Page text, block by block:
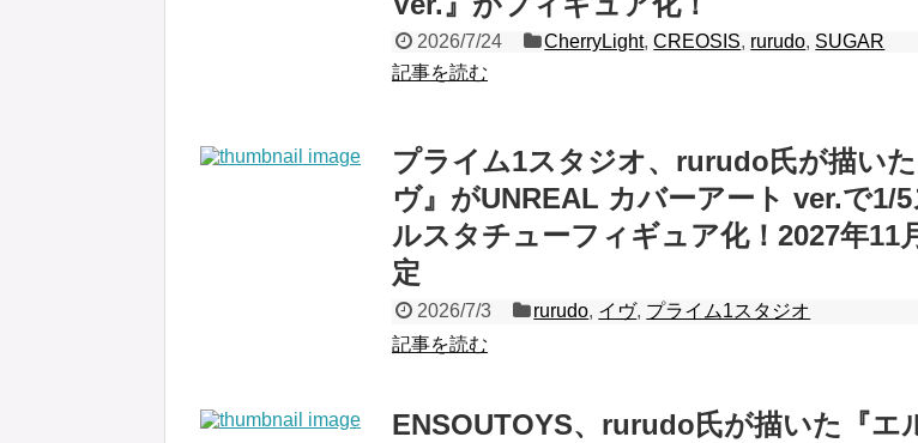
2026/7/24 CherryLight,CREOSIS, rurudo, SUGAR
記事を読む
プライム1スタジオ、rurudo氏が描い
ヴ』がUNREAL カバーアート ver.で1/
ルスタチューフィギュア化！2027年11
定
2026/7/3 rurudo, イヴ, プライム1スタジオ
記事を読む
ENSOUTOYS、rurudo氏が描いた『エ